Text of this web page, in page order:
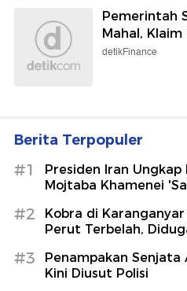
Pemerintah
Mahal, Klaim
detikFinance
Berita Terpopuler
#1
Presiden Iran
Mojtaba Khamenei
#2
Kobra di
Perut Terbelah,
#3
Penampakan Senjata
Kini Diusut Polisi